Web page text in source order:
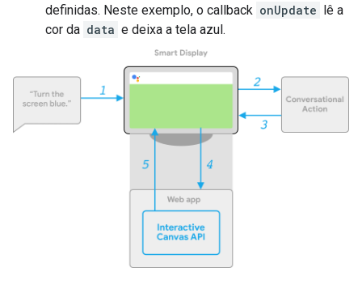
definidas. Neste exemplo, o callback onUpdate lê a
cor da data e deixa a tela azul.